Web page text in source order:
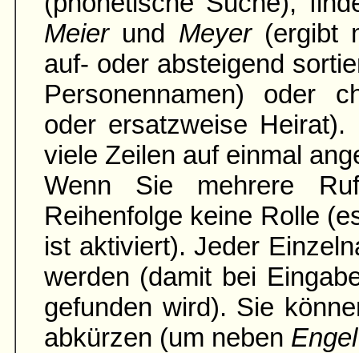
Meierund Meyer(ergibt
auf- oder absteigend
Personennamen) oder
oder ersatzweise
viele Zeilen auf einmal
Wenn Sie mehrere
Reihenfolge keine Rolle
ist aktiviert). Jeder
werden (damit bei
gefunden wird). Sie
abkürzen (um neben Engel